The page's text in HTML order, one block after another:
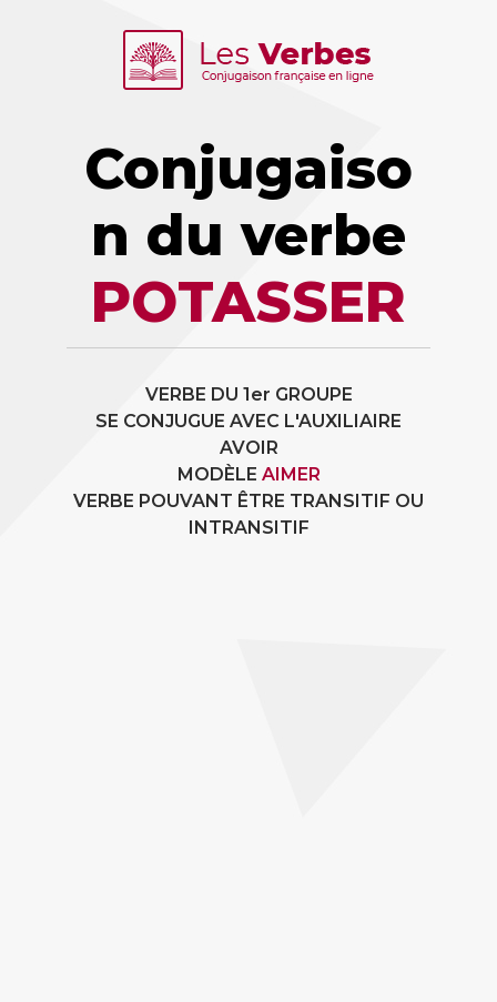
Conjugaiso
n du verbe
POTASSER
VERBE DU 1er GROUPE
SE CONJUGUE AVEC L'AUXILIAIRE
AVOIR
MODÈLE AIMER
VERBE POUVANT ÊTRE TRANSITIF OU
INTRANSITIF